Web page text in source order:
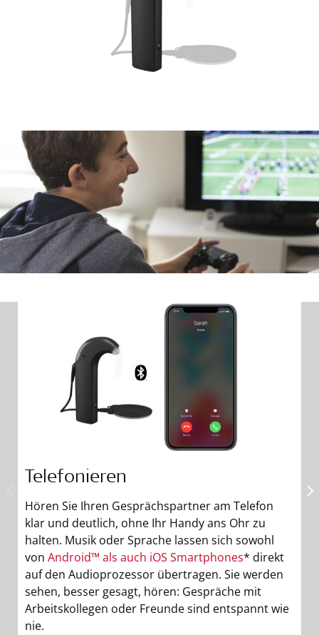
Telefonieren
Hören Sie Ihren Gesprächspartner am Telefon
klar und deutlich, ohne Ihr Handy ans Ohr zu
halten. Musik oder Sprache lassen sich sowohl
von Android™ als auch iOS Smartphones* direkt
auf den Audioprozessor übertragen. Sie werden
sehen, besser gesagt, hören: Gespräche mit
Arbeitskollegen oder Freunde sind entspannt wie
nie.